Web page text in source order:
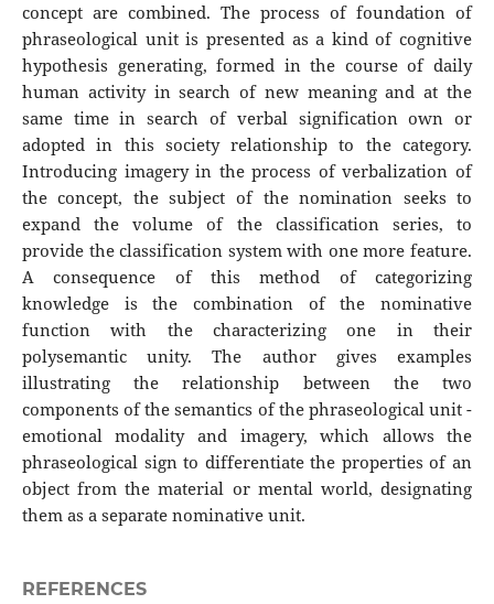
concept are combined. The process of foundation of
phraseological unit is presented as a kind of cognitive
hypothesis generating, formed in the course of daily
human activity in search of new meaning and at the
same time in search of verbal signification own or
adopted in this society relationship to the category.
Introducing imagery in the process of verbalization of
the concept, the subject of the nomination seeks to
expand the volume of the classification series, to
provide the classification system with one more feature.
A consequence of this method of categorizing
knowledge is the combination of the nominative
function with the characterizing one in their
polysemantic unity. The author gives examples
illustrating the relationship between the two
components of the semantics of the phraseological unit -
emotional modality and imagery, which allows the
phraseological sign to differentiate the properties of an
object from the material or mental world, designating
them as a separate nominative unit.
REFERENCES